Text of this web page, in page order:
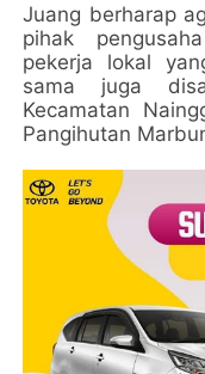
Juang berharap
pihak
pekerja lokal
sama juga
Kecamatan
Pangihutan